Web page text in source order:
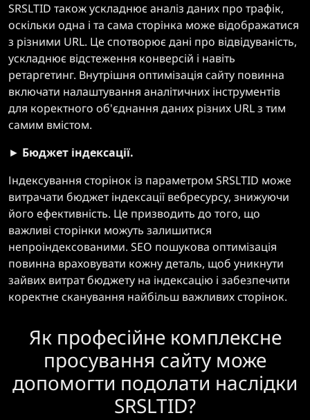
SRSLTID також ускладнює аналіз даних про трафік,
оскільки одна і та сама сторінка може відображатися
з різними URL. Це спотворює дані про відвідуваність,
ускладнює відстеження конверсій і навіть
ретаргетинг. Внутрішня оптимізація сайту повинна
включати налаштування аналітичних інструментів
для коректного об'єднання даних різних URL з тим
самим вмістом.
► Бюджет індексації.
Індексування сторінок із параметром SRSLTID може
витрачати бюджет індексації вебресурсу, знижуючи
його ефективність. Це призводить до того, що
важливі сторінки можуть залишитися
непроіндексованими. SEO пошукова оптимізація
повинна враховувати кожну деталь, щоб уникнути
зайвих витрат бюджету на індексацію і забезпечити
коректне сканування найбільш важливих сторінок.
Як професійне комплексне
просування сайту може
допомогти подолати наслідки
SRSLTID?